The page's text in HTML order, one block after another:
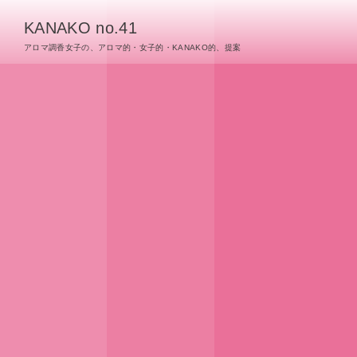
KANAKO no.41
アロマ調香女子の、アロマ的・女子的・KANAKO的、提案